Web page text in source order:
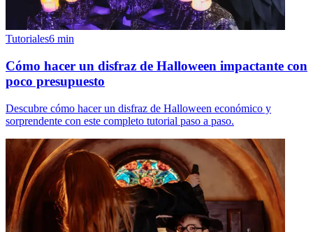
Tutoriales6 min
Cómo hacer un disfraz de Halloween impactante con
poco presupuesto
Descubre cómo hacer un disfraz de Halloween económico y
sorprendente con este completo tutorial paso a paso.